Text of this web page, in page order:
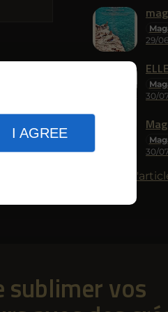
I AGREE
29/
30/
30/
Plus
sublimer vos